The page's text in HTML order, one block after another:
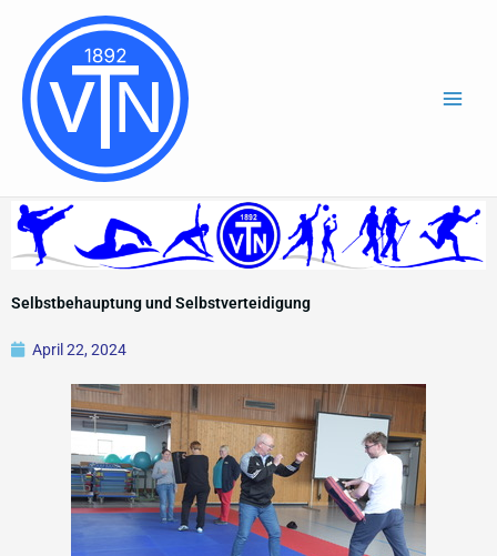
springen
Selbstbehauptung und Selbstverteidigung
April 22, 2024